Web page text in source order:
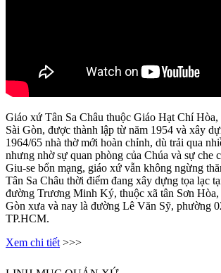
Giáo xứ Tân Sa Châu thuộc Giáo Hạt Chí Hòa,
Sài Gòn, được thành lập từ năm 1954 và xây
1964/65 nhà thờ mới hoàn chỉnh, dù trải qua
nhưng nhờ sự quan phòng của Chúa và sự che
Giu-se bổn mạng, giáo xứ vẫn không ngừng
Tân Sa Châu thời điểm đang xây dựng tọa lạc
đường Trương Minh Ký, thuộc xã tân Sơn
Gòn xưa và nay là đường Lê Văn Sỹ, phường
TP.HCM.
Xem chi tiết >>>